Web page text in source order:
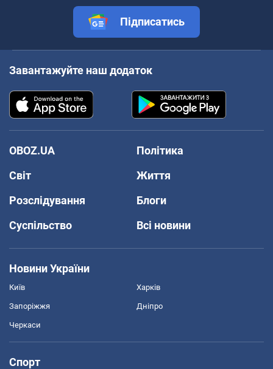
Підписатись
Завантажуйте наш додаток
OBOZ.UA
Політика
Світ
Життя
Розслідування
Блоги
Суспільство
Всі новини
Новини України
Київ Харків
Запоріжжя Дніпро
Черкаси
Спорт